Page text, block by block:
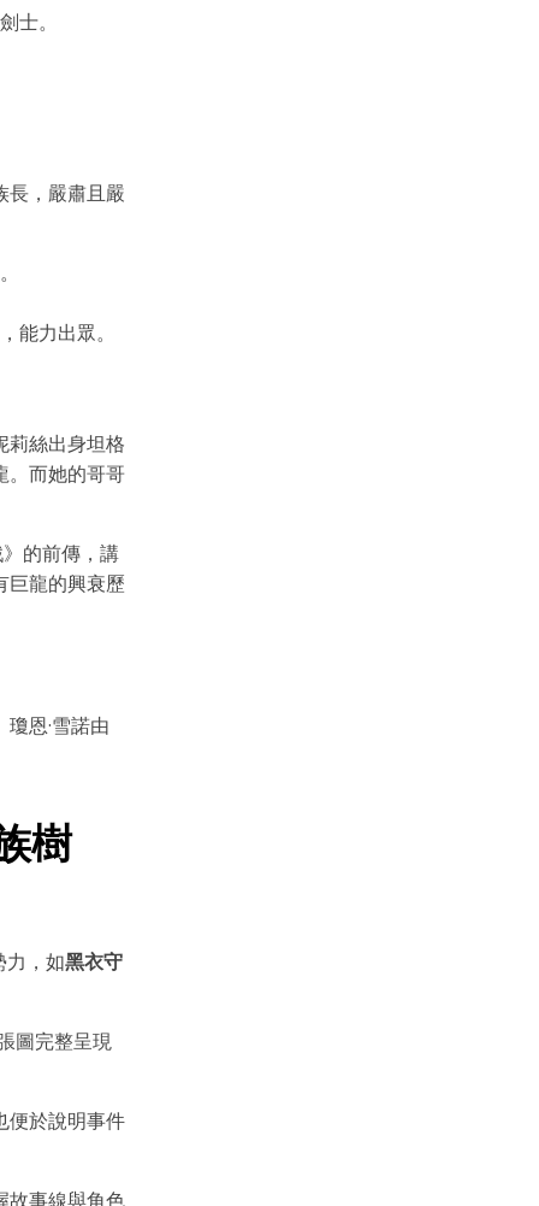
士。
長，嚴肅且嚴
能力出眾。
莉絲出身坦格
。而她的哥哥
的前傳，講
巨龍的興衰歷
恩·雪諾由
樹
力，如黑衣守
圖完整呈現
便於說明事件
故事線與角色